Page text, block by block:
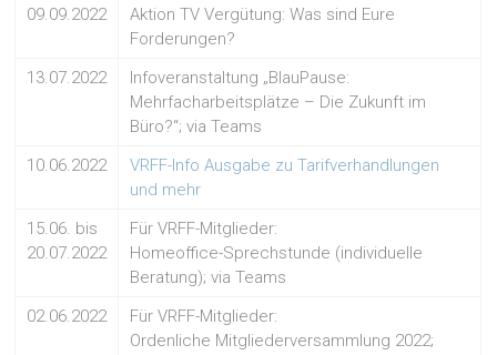
09.09.2022
Aktion TV Vergütung: Was sind Eure
Forderungen?
13.07.2022
Infoveranstaltung „BlauPause:
Mehrfacharbeitsplätze – Die Zukunft im
Büro?“; via Teams
10.06.2022
VRFF-Info Ausgabe zu Tarifverhandlungen
und mehr
15.06. bis
20.07.2022
Für VRFF-Mitglieder:
Homeoffice-Sprechstunde (individuelle
Beratung); via Teams
02.06.2022
Für VRFF-Mitglieder:
Ordenliche Mitgliederversammlung 2022;